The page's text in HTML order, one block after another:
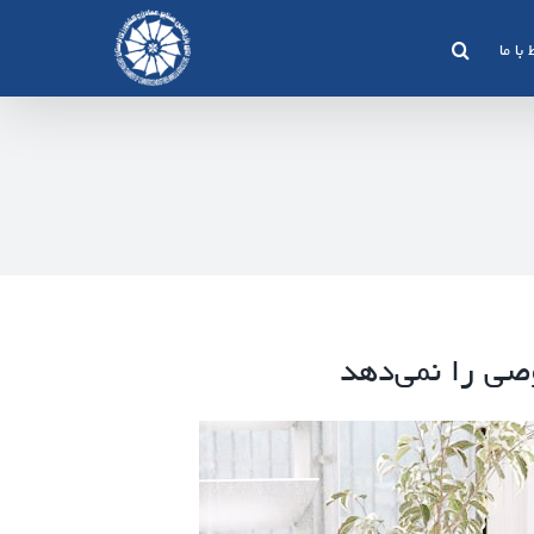
با ما
را نمی‌دهد